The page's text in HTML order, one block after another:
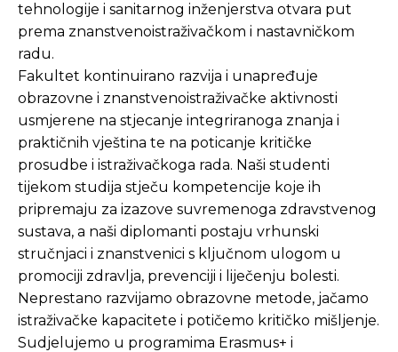
tehnologije i sanitarnog inženjerstva otvara put
prema znanstvenoistraživačkom i nastavničkom
radu.
Fakultet kontinuirano razvija i unapređuje
obrazovne i znanstvenoistraživačke aktivnosti
usmjerene na stjecanje integriranoga znanja i
praktičnih vještina te na poticanje kritičke
prosudbe i istraživačkoga rada. Naši studenti
tijekom studija stječu kompetencije koje ih
pripremaju za izazove suvremenoga zdravstvenog
sustava, a naši diplomanti postaju vrhunski
stručnjaci i znanstvenici s ključnom ulogom u
promociji zdravlja, prevenciji i liječenju bolesti.
Neprestano razvijamo obrazovne metode, jačamo
istraživačke kapacitete i potičemo kritičko mišljenje.
Sudjelujemo u programima Erasmus+ i